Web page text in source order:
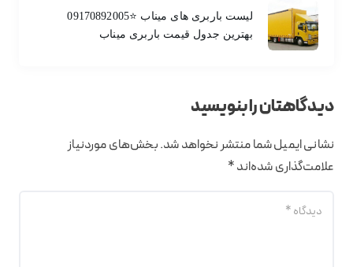
لیست باربری های میناب ⭐️09170892005
بهترین جدول قیمت باربری میناب
دیدگاهتان را بنویسید
نشانی ایمیل شما منتشر نخواهد شد.بخش‌های موردنیاز
علامت‌گذاری شده‌اند*